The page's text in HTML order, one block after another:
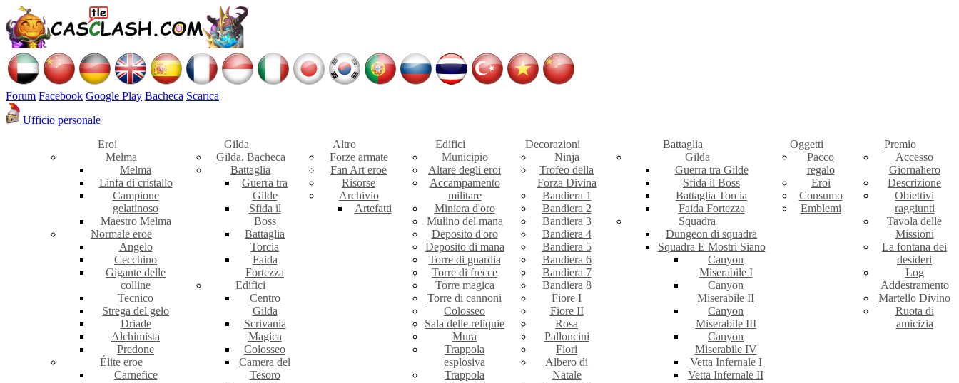
Forum Facebook Google Play Bacheca Scarica
Ufficio personale
Eroi
Melma
Melma
Linfa di cristallo
Campione
gelatinoso
Maestro Melma
Normale eroe
Angelo
Cecchino
Gigante delle
colline
Tecnico
Strega del gelo
Driade
Alchimista
Predone
Élite eroe
Carnefice
Gilda
Gilda. Bacheca
Battaglia
Guerra tra
Gilde
Sfida il
Boss
Battaglia
Torcia
Faida
Fortezza
Edifici
Centro
Gilda
Scrivania
Magica
Colosseo
Camera del
Tesoro
Altro
Forze armate
Fan Art eroe
Risorse
Archivio
Artefatti
Edifici
Municipio
Altare degli eroi
Accampamento
militare
Miniera d'oro
Mulino del mana
Deposito d'oro
Deposito di mana
Torre di guardia
Torre di frecce
Torre magica
Torre di cannoni
Colosseo
Sala delle reliquie
Mura
Trappola
esplosiva
Trappola
Decorazioni
Ninja
Trofeo della
Forza Divina
Bandiera 1
Bandiera 2
Bandiera 3
Bandiera 4
Bandiera 5
Bandiera 6
Bandiera 7
Bandiera 8
Fiore I
Fiore II
Rosa
Palloncini
Fiori
Albero di
Natale
Battaglia
Gilda
Guerra tra Gilde
Sfida il Boss
Battaglia Torcia
Faida Fortezza
Squadra
Dungeon di squadra
Squadra E Mostri Siano
Canyon
Miserabile I
Canyon
Miserabile II
Canyon
Miserabile III
Canyon
Miserabile IV
Vetta Infernale I
Vetta Infernale II
Oggetti
Pacco
regalo
Eroi
Consumo
Emblemi
Premio
Accesso
Giornaliero
Descrizione
Obiettivi
raggiunti
Tavola delle
Missioni
La fontana dei
desideri
Log
Addestramento
Martello Divino
Ruota di
amicizia